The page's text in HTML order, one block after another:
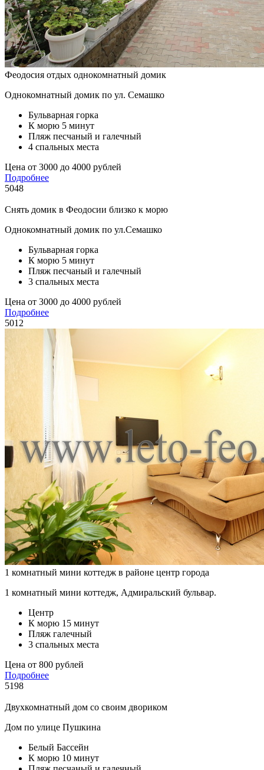
Феодосия отдых однокомнатный домик
Однокомнатный домик по ул. Семашко
Бульварная горка
К морю 5 минут
Пляж песчаный и галечный
4 спальных места
Цена от 3000 до 4000 рублей
Подробнее
5048
Снять домик в Феодосии близко к морю
Однокомнатный домик по ул.Семашко
Бульварная горка
К морю 5 минут
Пляж песчаный и галечный
3 спальных места
Цена от 3000 до 4000 рублей
Подробнее
5012
1 комнатный мини коттедж в районе центр города
1 комнатный мини коттедж, Адмиральский бульвар.
Центр
К морю 15 минут
Пляж галечный
3 спальных места
Цена от 800 рублей
Подробнее
5198
Двухкомнатный дом со своим двориком
Дом по улице Пушкина
Белый Бассейн
К морю 10 минут